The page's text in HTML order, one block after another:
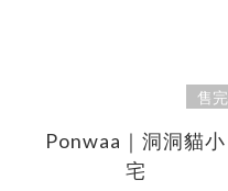
售完
Ponwaa｜洞洞貓小
宅